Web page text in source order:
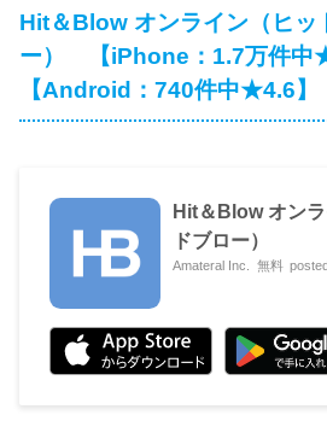
Hit＆Blow オンライン（ヒッ
ー） 【iPhone：1.7万件中
【Android：740件中★4.6】
Hit＆Blow オン
ドブロー）
Amateral Inc. 無料